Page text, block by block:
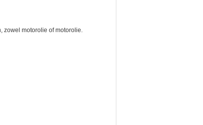
zowel motorolie of motorolie.